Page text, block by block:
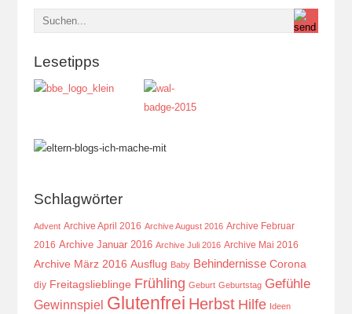
Lesetipps
Schlagwörter
Advent Archive April 2016 Archive August 2016 Archive Februar
2016 Archive Januar 2016 Archive Juli 2016 Archive Mai 2016
Archive März 2016 Ausflug Baby Behindernisse Corona
diy Freitagslieblinge Frühling Geburt Geburtstag Gefühle
Gewinnspiel Glutenfrei Herbst Hilfe Ideen